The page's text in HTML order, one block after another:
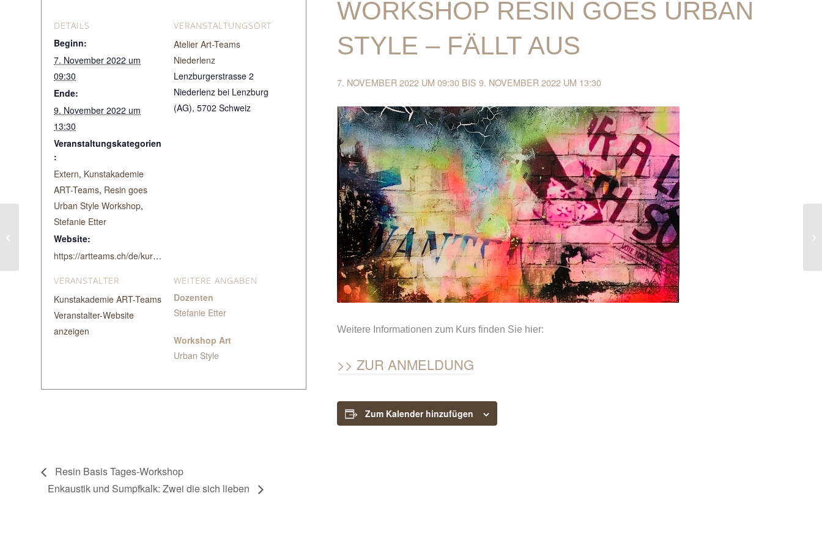
WORKSHOP RESIN GOES URBAN
STYLE – FÄLLT AUS
7. NOVEMBER 2022 UM 09:30 BIS 9. NOVEMBER 2022 UM 13:30
Weitere Informationen zum Kurs finden Sie hier:
ZUR ANMELDUNG
Zum Kalender hinzufügen
DETAILS
Beginn:
7. November 2022 um
09:30
Ende:
9. November 2022 um
13:30
Veranstaltungskategorien
:
Extern, Kunstakademie
ART-Teams, Resin goes
Urban Style Workshop,
Stefanie Etter
Website:
https://artteams.ch/de/kurse?tutor=63
VERANSTALTUNGSORT
Atelier Art-Teams
Niederlenz
Lenzburgerstrasse 2
Niederlenz bei Lenzburg
(AG), 5702 Schweiz
VERANSTALTER
Kunstakademie ART-Teams
Veranstalter-Website
anzeigen
WEITERE ANGABEN
Dozenten
Stefanie Etter
Workshop Art
Urban Style
Resin Basis Tages-Workshop
Enkaustik und Sumpfkalk: Zwei die sich lieben
Workshop